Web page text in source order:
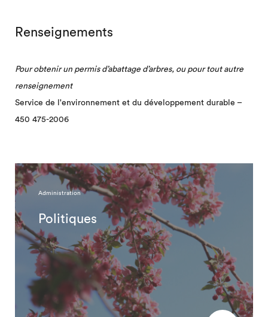
Renseignements
Pour obtenir un permis d’abattage d’arbres, ou pour tout autre
renseignement
Service de l'environnement et du développement durable –
450 475-2006
Administration
Politiques